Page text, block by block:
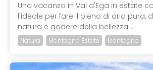
Una vacanza in Val d'Ega in estate
l'ideale per fare il pieno di aria pura,
natura e godere della bellezza ...
Natura Montagna Estate Montagna